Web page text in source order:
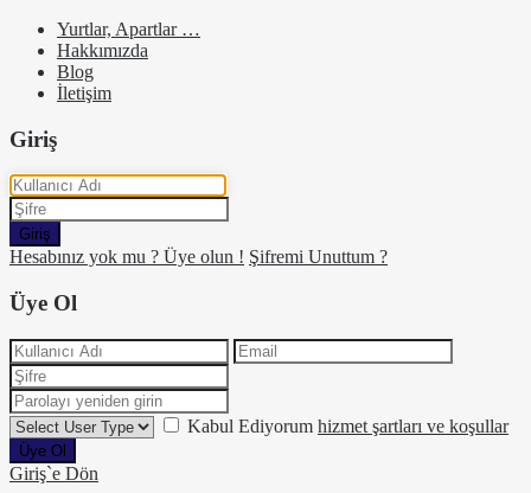
Yurtlar, Apartlar …
Hakkımızda
Blog
İletişim
Giriş
Giriş
Hesabınız yok mu ? Üye olun ! Şifremi Unuttum ?
Üye Ol
Kabul Ediyorum hizmet şartları ve koşullar
Üye Ol
Giriş`e Dön